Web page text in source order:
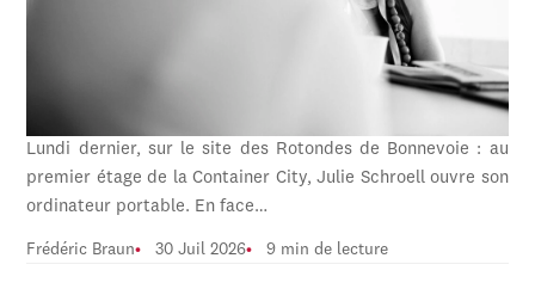
Lundi dernier, sur le site des Rotondes de Bonnevoie : au
premier étage de la Container City, Julie Schroell ouvre son
ordinateur portable. En face…
Frédéric Braun 30 Juil 2026 9 min de lecture